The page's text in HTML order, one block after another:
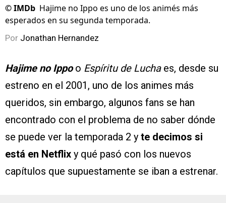
©IMDb Hajime no Ippo es uno de los animés más
esperados en su segunda temporada.
Por Jonathan Hernandez
Hajime no Ippoo Espíritu de Lucha es, desde su
estreno en el 2001, uno de los animes más
queridos, sin embargo, algunos fans se han
encontrado con el problema de no saber dónde
se puede ver la temporada 2 y te decimos si
está en Netflix y qué pasó con los nuevos
capítulos que supuestamente se iban a estrenar.